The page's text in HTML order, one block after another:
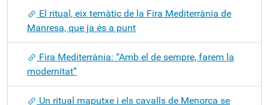
El ritual, eix temàtic de la Fira Mediterrània de
Manresa, que ja és a punt
Fira Mediterrània: “Amb el de sempre, farem la
modernitat”
Un ritual maputxe i els cavalls de Menorca se